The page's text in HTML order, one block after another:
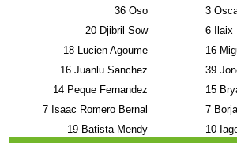
36 Oso
20 Djibril Sow
18 Lucien Agoume
16 Juanlu Sanchez
14 Peque Fernandez
7 Isaac Romero Bernal
19 Batista Mendy
3
6 Ilaix
16
39
15
7
10